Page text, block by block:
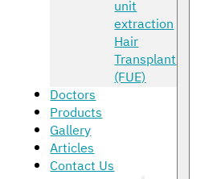
unit
extraction
Hair
Transplant
(FUE)
Doctors
Products
Gallery
Articles
Contact Us